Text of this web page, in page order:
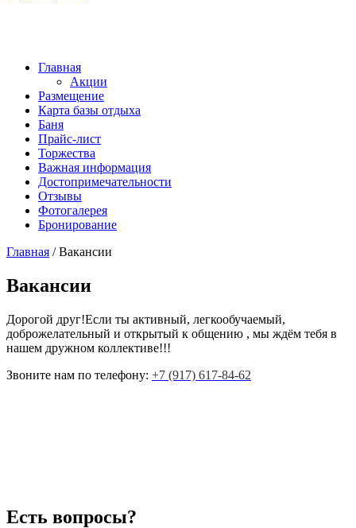
Главная
Акции
Размещение
Карта базы отдыха
Баня
Прайс-лист
Торжества
Важная информация
Достопримечательности
Отзывы
Фотогалерея
Бронирование
Главная /Вакансии
Вакансии
Дорогой друг!Если ты активный, легкообучаемый,
доброжелательный и открытый к общению , мы ждём тебя в
нашем дружном коллективе!!!
Звоните нам по телефону: +7 (917) 617-84-62
Есть вопросы?